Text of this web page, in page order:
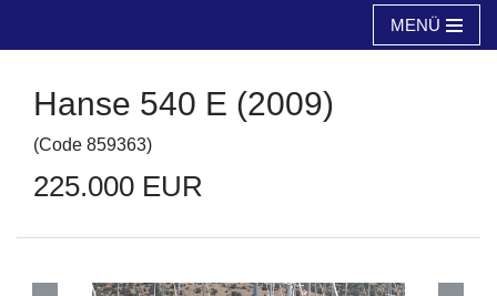
springen
MENÜ
Hanse 540 E (2009)
(Code 859363)
225.000 EUR